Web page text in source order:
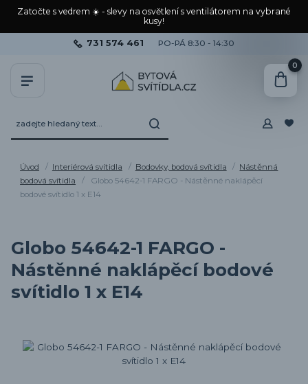
Zatočte s vedrem ☀️ - slevy na osvětlení s ventilátorem na vybrané
kusy!
731 574 461 PO-PÁ 8:30 - 14:30
0
Úvod Interiérová svítidla Bodovky, bodová svítidla
Nástěnná
bodová svítidla
Globo 54642-1 FARGO - Nástěnné naklápěcí
bodové svítidlo 1 x E14
Globo 54642-1 FARGO -
Nástěnné naklápěcí bodové
svítidlo 1 x E14